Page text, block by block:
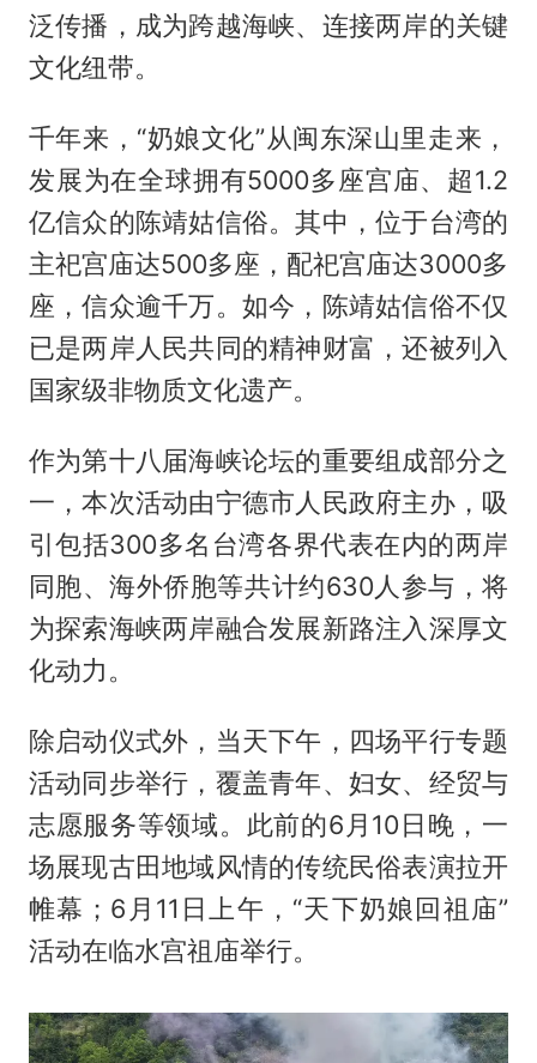
泛传播，成为跨越海峡、连接两岸的关键
文化纽带。
千年来，“奶娘文化”从闽东深山里走来，
发展为在全球拥有5000多座宫庙、超1.2
亿信众的陈靖姑信俗。其中，位于台湾的
主祀宫庙达500多座，配祀宫庙达3000多
座，信众逾千万。如今，陈靖姑信俗不仅
已是两岸人民共同的精神财富，还被列入
国家级非物质文化遗产。
作为第十八届海峡论坛的重要组成部分之
一，本次活动由宁德市人民政府主办，吸
引包括300多名台湾各界代表在内的两岸
同胞、海外侨胞等共计约630人参与，将
为探索海峡两岸融合发展新路注入深厚文
化动力。
除启动仪式外，当天下午，四场平行专题
活动同步举行，覆盖青年、妇女、经贸与
志愿服务等领域。此前的6月10日晚，一
场展现古田地域风情的传统民俗表演拉开
帷幕；6月11日上午，“天下奶娘回祖庙”
活动在临水宫祖庙举行。